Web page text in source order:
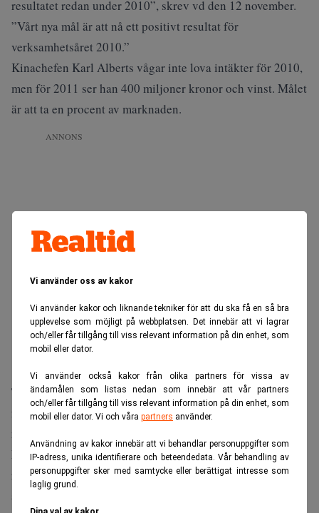
Vi använder oss av kakor
Vi använder kakor och liknande tekniker för att du ska få en så bra
upplevelse som möjligt på webbplatsen. Det innebär att vi lagrar
och/eller får tillgång till viss relevant information på din enhet, som
mobil eller dator.
Vi använder också kakor från olika partners för vissa av
ändamålen som listas nedan som innebär att vår partners
och/eller får tillgång till viss relevant information på din enhet, som
mobil eller dator. Vi och våra partners använder.
Användning av kakor innebär att vi behandlar personuppgifter som
IP-adress, unika identifierare och beteendedata. Vår behandling av
personuppgifter sker med samtycke eller berättigat intresse som
laglig grund.
resultatet redan under 2010”, skrev vd den 12 november.
”Vårt nya mål är att nå ett positivt resultat för
verksamhetsåret 2010.”
Kinachefen Karl Alberts vågar inte lova intäkter för 2010,
men för 2011 ser han 400 miljoner kronor och vinst. Målet
är att ta en procent av marknaden.
ANNONS
Till 2012 lovar han sju procent av marknaden och nästan
fyra miljarder kronor i intäkter. Vinst före skatt ska bli 1,3
miljarder kronor.
Det är oklart hur portalen kommer att påverka Paynovas
resultat. Paynova äger i dag 49 procent av